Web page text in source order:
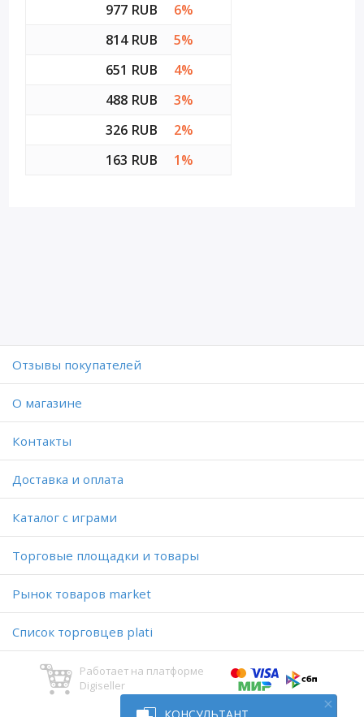
977 RUB
6%
814 RUB
5%
651 RUB
4%
488 RUB
3%
326 RUB
2%
163 RUB
1%
Отзывы покупателей
O магазине
Контакты
Доставка и оплата
Каталог с играми
Торговые площадки и товары
Рынок товаров market
Список торговцев plati
Работает на платформе
Digiseller